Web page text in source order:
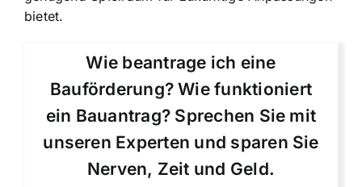
bietet.
Wie beantrage ich eine
Bauförderung? Wie funktioniert
ein Bauantrag? Sprechen Sie mit
unseren Experten und sparen Sie
Nerven, Zeit und Geld.